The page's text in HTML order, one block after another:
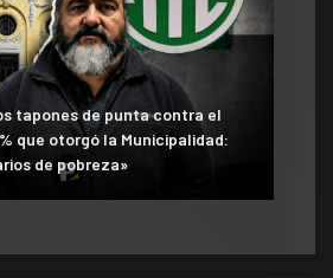
tapones de punta contra el
que otorgó la Municipalidad:
de pobreza»